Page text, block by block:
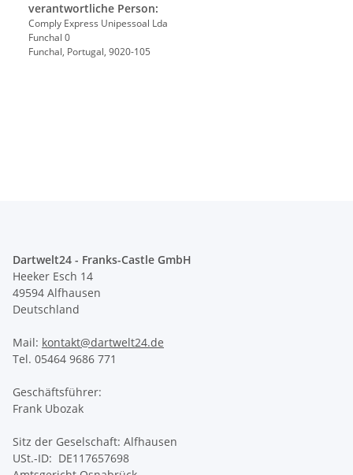
verantwortliche Person:
Comply Express Unipessoal Lda
Funchal 0
Funchal, Portugal, 9020-105
Dartwelt24 - Franks-Castle GmbH
Heeker Esch 14
49594 Alfhausen
Deutschland
Mail: kontakt@dartwelt24.de
Tel. 05464 9686 771
Geschäftsführer:
Frank Ubozak
Sitz der Geselschaft: Alfhausen
USt.-ID: DE117657698